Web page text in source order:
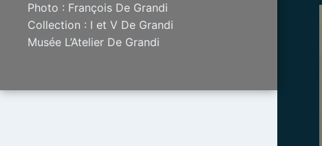
Photo : François De Grandi
Collection : I et V De Grandi
Musée L’Atelier De Grandi